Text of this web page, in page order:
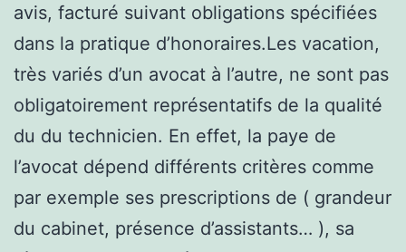
avis, facturé suivant obligations spécifiées
dans la pratique d’honoraires.Les vacation,
très variés d’un avocat à l’autre, ne sont pas
obligatoirement représentatifs de la qualité
du du technicien. En effet, la paye de
l’avocat dépend différents critères comme
par exemple ses prescriptions de ( grandeur
du cabinet, présence d’assistants… ), sa